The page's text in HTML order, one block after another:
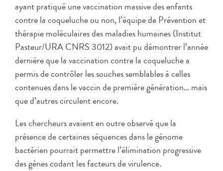
ayant pratiqué une vaccination massive des enfants
contre la coqueluche ou non, l’équipe de Prévention et
thérapie moléculaires des maladies humaines (Institut
Pasteur/URA CNRS 3012) avait pu démontrer l’année
dernière que la vaccination contre la coqueluche a
permis de contrôler les souches semblables à celles
contenues dans le vaccin de première génération… mais
que d’autres circulent encore.
Les chercheurs avaient en outre observé que la
présence de certaines séquences dans le génome
bactérien pourrait permettre l’élimination progressive
des gènes codant les facteurs de virulence.